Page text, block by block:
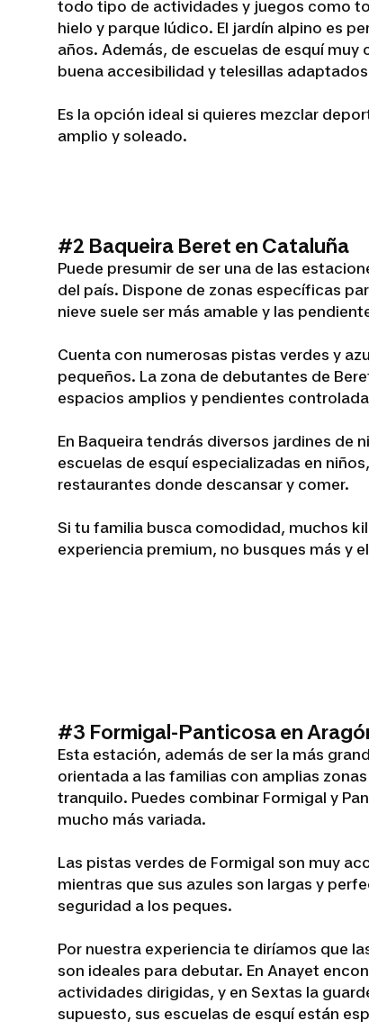
todo tipo de actividades y juegos como
hielo y parque lúdico. El jardín alpino es
años. Además, de escuelas de esquí
buena accesibilidad y telesillas
Es la opción ideal si quieres mezclar
amplio y soleado.
#2 Baqueira Beret en Cataluña
Puede presumir de ser una de las
del país. Dispone de zonas específicas
nieve suele ser más amable y las
Cuenta con numerosas pistas verdes y
pequeños. La zona de debutantes de
espacios amplios y pendientes
En Baqueira tendrás diversos jardines de
escuelas de esquí especializadas en
restaurantes donde descansar y comer.
Si tu familia busca comodidad, muchos
experiencia premium, no busques más y
#3 Formigal-Panticosa en
Esta estación, además de ser la más
orientada a las familias con amplias
tranquilo. Puedes combinar Formigal y
mucho más variada.
Las pistas verdes de Formigal son muy
mientras que sus azules son largas y
seguridad a los peques.
Por nuestra experiencia te diríamos que
son ideales para debutar. En Anayet
actividades dirigidas, y en Sextas la
supuesto, sus escuelas de esquí están